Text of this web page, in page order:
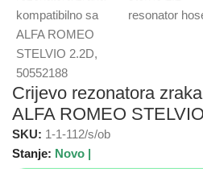
Crijevo rezonatora
ALFA ROMEO
SKU: 1-1-112/s/ob
Stanje: Novo |